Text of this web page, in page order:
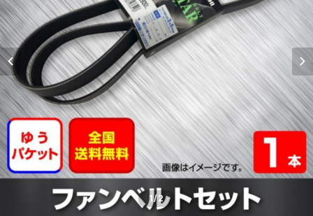
1/2